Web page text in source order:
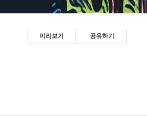
미리보기 공유하기